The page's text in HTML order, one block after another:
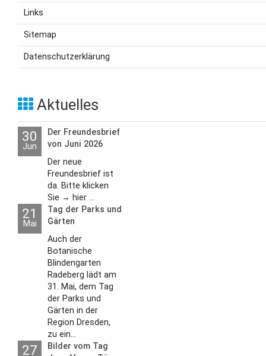
Links
Sitemap
Datenschutzerklärung
Aktuelles
30
Jun
Der Freundesbrief
von Juni 2026
Der neue
Freundesbrief ist
da. Bitte klicken
Sie → hier ...
21
Mai
Tag der Parks und
Gärten
Auch der
Botanische
Blindengarten
Radeberg lädt am
31. Mai, dem Tag
der Parks und
Gärten in der
Region Dresden,
zu ein...
27
Bilder vom Tag